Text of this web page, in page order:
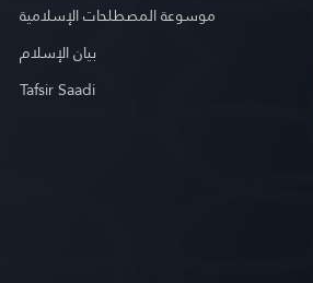
موسوعة المصطلحات الإسلامية
بيان الإسلام
Tafsir Saadi